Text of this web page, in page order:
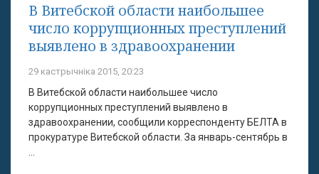
В Витебской области наибольшее
число коррупционных преступлений
выявлено в здравоохранении
29 кастрычніка 2015, 20:23
В Витебской области наибольшее число
коррупционных преступлений выявлено в
здравоохранении, сообщили корреспонденту БЕЛТА в
прокуратуре Витебской области. За январь-сентябрь в
...